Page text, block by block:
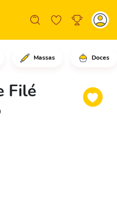
Massas Doces
Filéos palitos de